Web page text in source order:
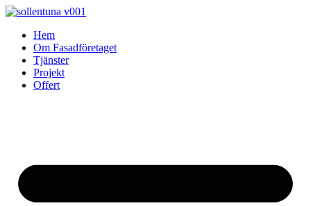
Skip
contentHem
Om Fasadföretaget
Tjänster
Projekt
Offert